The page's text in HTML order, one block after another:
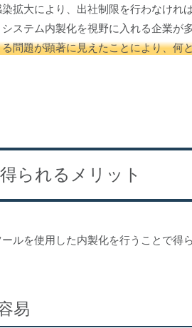
拡大により、出社制限を行わなけれ
ステム内製化を視野に入れる企業が
問題が顕著に見えたことにより、何
られるメリット
ルを使用した内製化を行うことで得
易